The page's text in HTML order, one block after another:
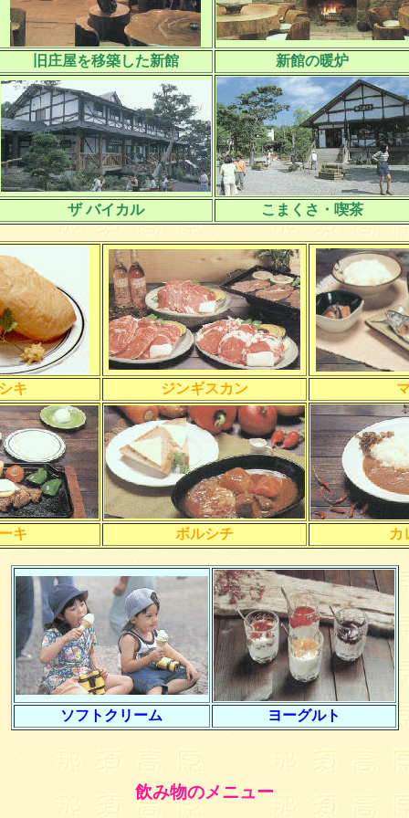
旧庄屋を移築した新館 新館の暖炉
ザ バイカル こまくさ・喫茶
キ ジンギスカン
キ ボルシチ カ
ソフトクリーム ヨーグルト
飲み物のメニュー